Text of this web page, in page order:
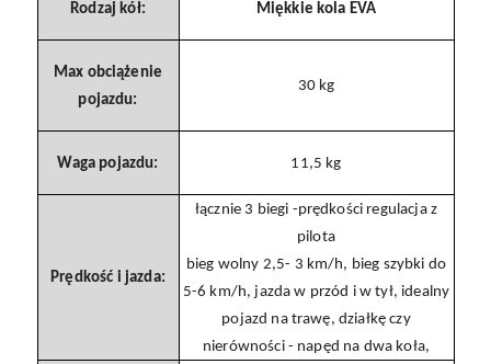
Rodzaj kół: Miękkie kola EVA
Max obciążenie
pojazdu:
30 kg
Waga pojazdu: 11,5 kg
Prędkość i jazda:
łącznie 3 biegi -prędkości regulacja z
pilota
bieg wolny 2,5- 3 km/h, bieg szybki do
5-6 km/h, jazda w przód i w tył, idealny
pojazd na trawę, działkę czy
nierówności - napęd na dwa koła,